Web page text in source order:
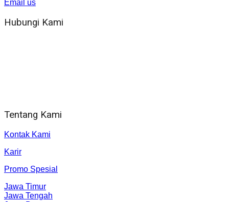
Email us
Hubungi Kami
Tentang Kami
Kontak Kami
Karir
Promo Spesial
Jawa Timur
Jawa Tengah